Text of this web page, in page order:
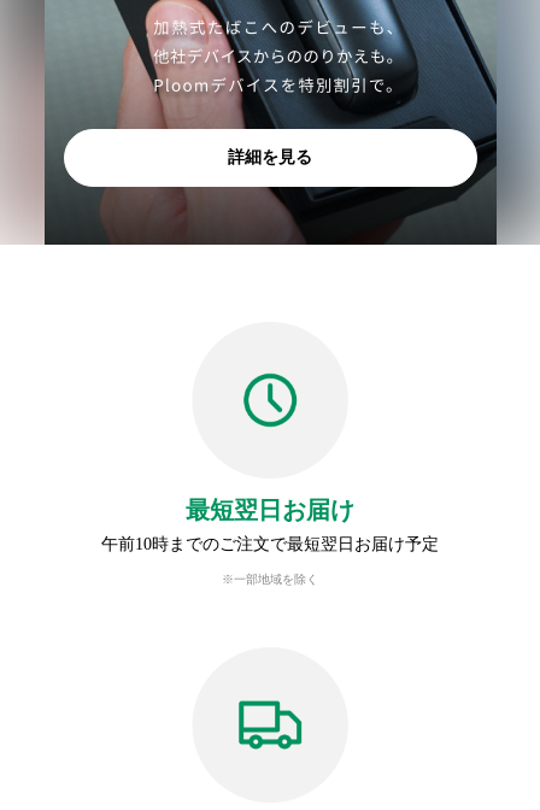
詳細を見る
最短翌日お届け
午前10時までのご注文で最短翌日お届け予定
※一部地域を除く